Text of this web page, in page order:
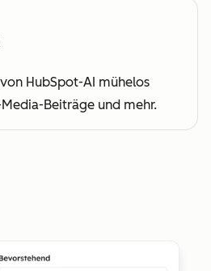
HubSpot-AI mühelos
Beiträge und mehr.